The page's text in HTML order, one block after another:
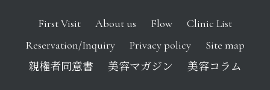
First Visit About us Flow
Clinic List
Reservation/Inquiry
Privacy policy
Site map
親権者同意書
美容マガジン 美容コラム